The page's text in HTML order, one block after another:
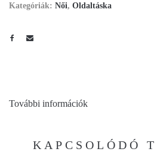
Kategóriák: Női, Oldaltáska
További információk
KAPCSOLÓDÓ